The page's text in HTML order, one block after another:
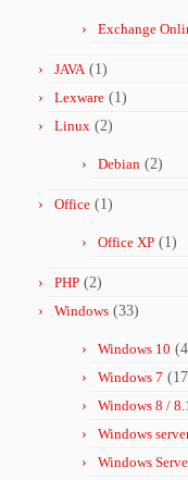
Exchange
JAVA (1)
Lexware (1)
Linux (2)
Debian (2)
Office (1)
Office XP (1)
PHP (2)
Windows (33)
Windows 10
Windows 7
Windows 8 / 8.1
Windows
Windows